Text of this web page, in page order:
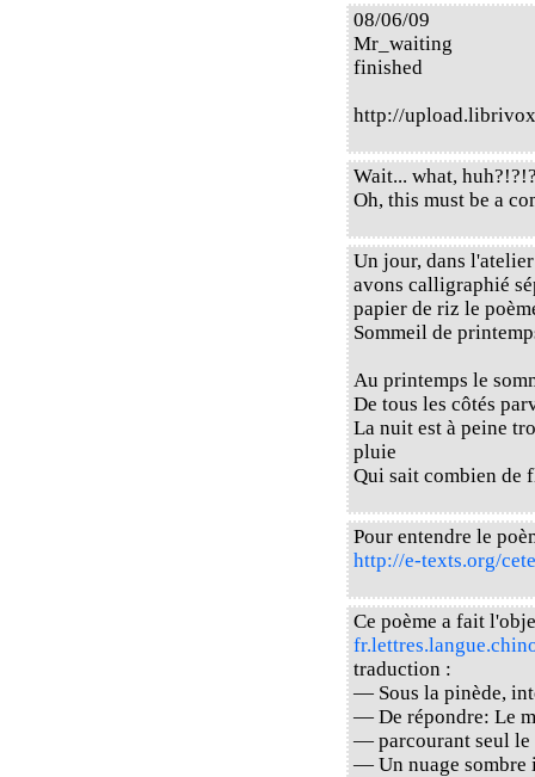
08/06/09
Mr_waiting
finished
http://
Wait... what,
Oh, this must be a
Un jour, dans
avons calligraphié
papier de riz le
Sommeil de
Au printemps le
De tous les côtés
La nuit est à peine
pluie
Qui sait combien de
Pour entendre le
http://e-texts.org/
Ce poème a fait
traduction :
— Sous la pinède,
— De répondre: Le
— parcourant seul le
— Un nuage sombre